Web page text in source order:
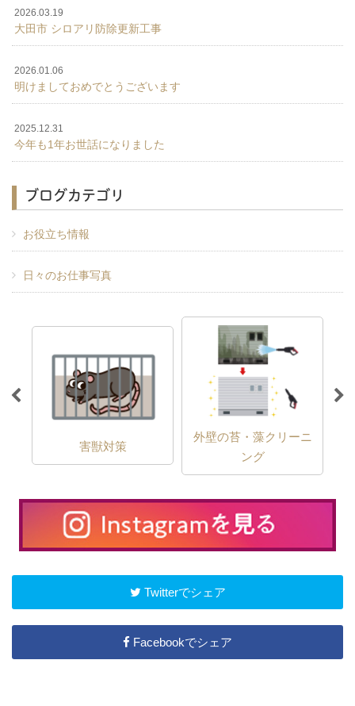
2026.03.19
大田市 シロアリ防除更新工事
2026.01.06
明けましておめでとうございます
2025.12.31
今年も1年お世話になりました
ブログカテゴリ
お役立ち情報
日々のお仕事写真
害獣対策
外壁の苔・藻クリーニ
ング
Twitterでシェア
Facebookでシェア